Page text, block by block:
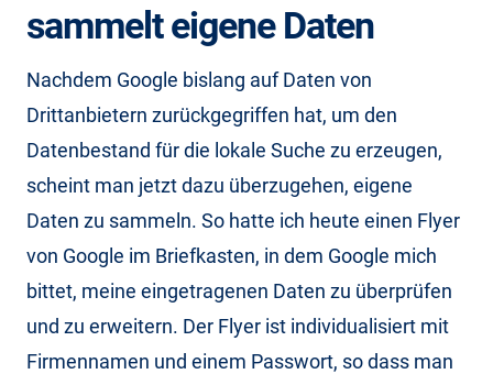
sammelt eigene Daten
Nachdem Google bislang auf Daten von
Drittanbietern zurückgegriffen hat, um den
Datenbestand für die lokale Suche zu erzeugen,
scheint man jetzt dazu überzugehen, eigene
Daten zu sammeln. So hatte ich heute einen Flyer
von Google im Briefkasten, in dem Google mich
bittet, meine eingetragenen Daten zu überprüfen
und zu erweitern. Der Flyer ist individualisiert mit
Firmennamen und einem Passwort, so dass man